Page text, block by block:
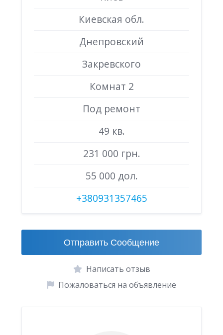
Киевская обл.
Днепровский
Закревского
Комнат 2
Под ремонт
49 кв.
231 000 грн.
55 000 дол.
+380931357465
Отправить Сообщение
Написать отзыв
Пожаловаться на объявление